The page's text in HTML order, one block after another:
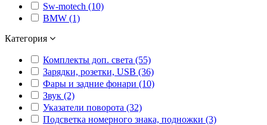
Sw-motech (10)
BMW (1)
Категория
Комплекты доп. света (55)
Зарядки, розетки, USB (36)
Фары и задние фонари (10)
Звук (2)
Указатели поворота (32)
Подсветка номерного знака, подножки (3)